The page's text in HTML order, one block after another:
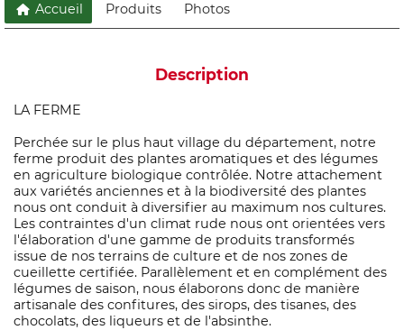
Accueil Produits Photos
Description
LA FERME
Perchée sur le plus haut village du département, notre
ferme produit des plantes aromatiques et des légumes
en agriculture biologique contrôlée. Notre attachement
aux variétés anciennes et à la biodiversité des plantes
nous ont conduit à diversifier au maximum nos cultures.
Les contraintes d'un climat rude nous ont orientées vers
l'élaboration d'une gamme de produits transformés
issue de nos terrains de culture et de nos zones de
cueillette certifiée. Parallèlement et en complément des
légumes de saison, nous élaborons donc de manière
artisanale des confitures, des sirops, des tisanes, des
chocolats, des liqueurs et de l'absinthe.